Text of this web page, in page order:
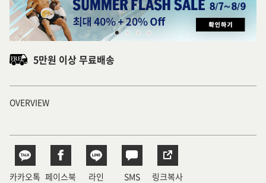
5만원 이상 무료배송
OVERVIEW
카카오톡 페이스북 라인 SMS 링크복사